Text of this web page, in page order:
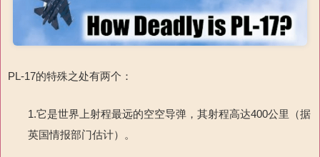
PL-17的特殊之处有两个：
1.它是世界上射程最远的空空导弹，其射程高达400公里（据
英国情报部门估计）。